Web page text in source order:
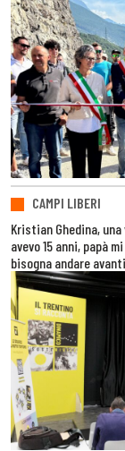
CAMPI LIBERI
Kristian Ghedina,
avevo 15 anni, papà
bisogna andare